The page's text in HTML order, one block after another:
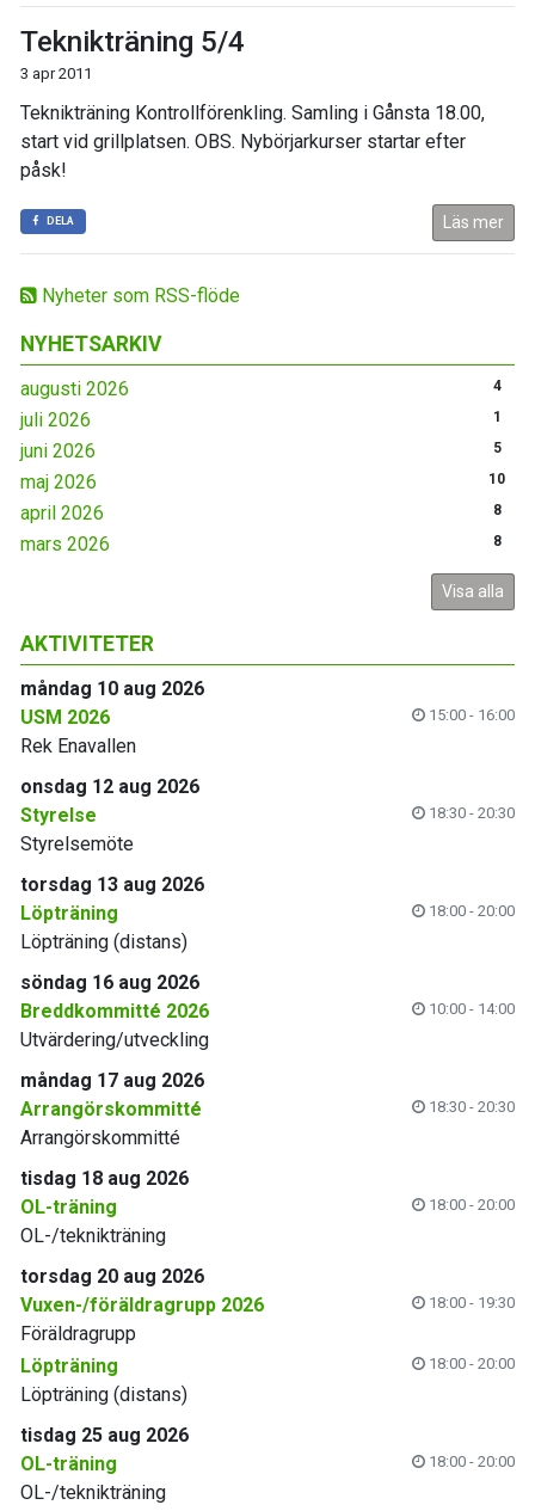
Nyheter som RSS-flöde
NYHETSARKIV
augusti 2026 4
juli 2026 1
juni 2026 5
maj 2026 10
april 2026 8
mars 2026 8
Visa alla
AKTIVITETER
måndag 10 aug 2026
USM 2026
15:00 - 16:00
Rek Enavallen
onsdag 12 aug 2026
Styrelse
18:30 - 20:30
Styrelsemöte
torsdag 13 aug 2026
Löpträning
18:00 - 20:00
Löpträning (distans)
söndag 16 aug 2026
Breddkommitté 2026
10:00 - 14:00
Utvärdering/utveckling
måndag 17 aug 2026
Arrangörskommitté
18:30 - 20:30
Arrangörskommitté
tisdag 18 aug 2026
OL-träning
18:00 - 20:00
OL-/teknikträning
torsdag 20 aug 2026
Vuxen-/föräldragrupp 2026
18:00 - 19:30
Föräldragrupp
Löpträning
18:00 - 20:00
Löpträning (distans)
tisdag 25 aug 2026
OL-träning
18:00 - 20:00
OL-/teknikträning
Teknikträning 5/4
3 apr 2011
Teknikträning Kontrollförenkling. Samling i Gånsta 18.00,
start vid grillplatsen. OBS. Nybörjarkurser startar efter
påsk!
DELA Läs mer